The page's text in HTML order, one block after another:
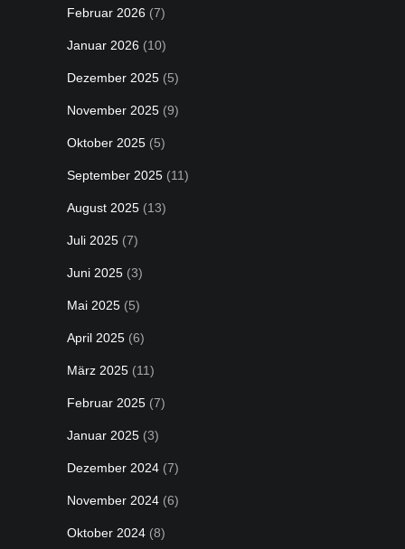
Februar 2026 (7)
Januar 2026 (10)
Dezember 2025 (5)
November 2025 (9)
Oktober 2025 (5)
September 2025 (11)
August 2025 (13)
Juli 2025 (7)
Juni 2025 (3)
Mai 2025 (5)
April 2025 (6)
März 2025 (11)
Februar 2025 (7)
Januar 2025 (3)
Dezember 2024 (7)
November 2024 (6)
Oktober 2024 (8)